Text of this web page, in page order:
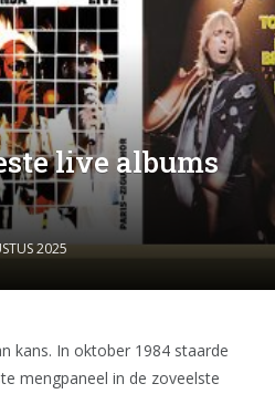
live albums
2025
kans. In oktober 1984 staarde
mengpaneel in de zoveelste